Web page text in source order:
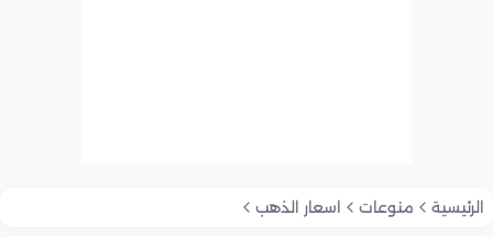
الرئيسية منوعات اسعار الذهب